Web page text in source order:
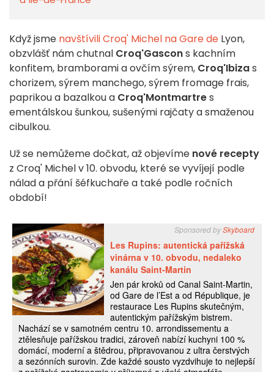
Když jsme navštívili Croq' Michel na Gare de Lyon,
obzvlášť nám chutnal Croq'Gascons kachním
konfitem, bramborami a ovčím sýrem, Croq'Ibizas
chorizem, sýrem manchego, sýrem fromage frais,
paprikou a bazalkou a Croq'Montmartres
ementálskou šunkou, sušenými rajčaty a smaženou
cibulkou.
Už se nemůžeme dočkat, až objevíme nové recepty
z Croq' Michel v 10. obvodu, které se vyvíjejí podle
nálad a přání šéfkuchaře a také podle ročních
období!